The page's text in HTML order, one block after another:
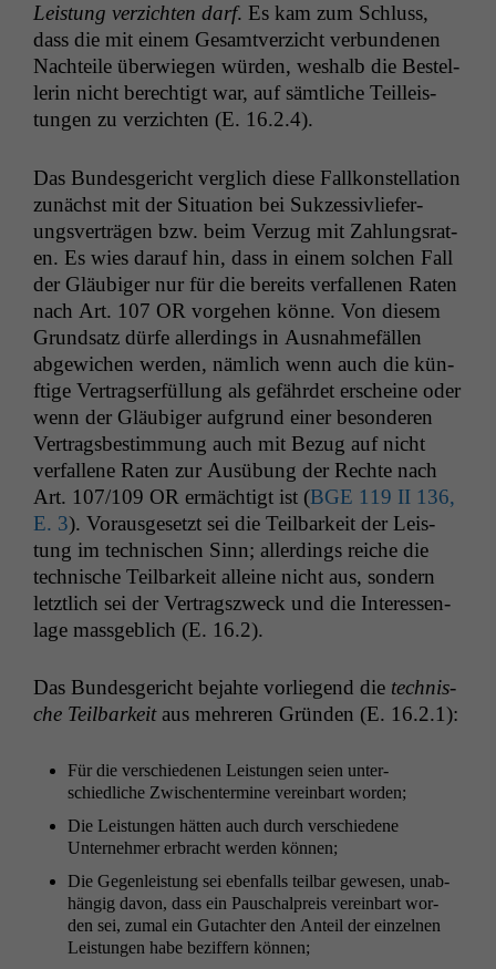
Leis­tung verzicht­en darf. Es kam zum Schluss,
dass die mit einem Gesamtverzicht ver­bun­de­nen
Nachteile über­wiegen wür­den, weshalb die Bestel­
lerin nicht berechtigt war, auf sämtliche Teilleis­
tun­gen zu verzicht­en (E. 16.2.4).
Das Bun­des­gericht ver­glich diese Fal­lkon­stel­la­tion
zunächst mit der Sit­u­a­tion bei Sukzes­sivliefer­
ungsverträ­gen bzw. beim Verzug mit Zahlungsrat­
en. Es wies darauf hin, dass in einem solchen Fall
der Gläu­biger nur für die bere­its ver­fal­l­enen Rat­en
nach Art. 107 OR vorge­hen könne. Von diesem
Grund­satz dürfe allerd­ings in Aus­nah­me­fällen
abgewichen wer­den, näm­lich wenn auch die kün­
ftige Ver­tragser­fül­lung als gefährdet erscheine oder
wenn der Gläu­biger auf­grund ein­er beson­deren
Ver­trags­bes­tim­mung auch mit Bezug auf nicht
ver­fal­l­ene Rat­en zur Ausübung der Rechte nach
Art. 107/109 OR ermächtigt ist (BGE 119 II 136,
E. 3). Voraus­ge­set­zt sei die Teil­barkeit der Leis­
tung im tech­nis­chen Sinn; allerd­ings reiche die
tech­nis­che Teil­barkeit alleine nicht aus, son­dern
let­ztlich sei der Ver­tragszweck und die Inter­essen­
lage mass­ge­blich (E. 16.2).
Das Bun­des­gericht bejahte vor­liegend die tech­nis­
che Teil­barkeitaus mehreren Grün­den (E. 16.2.1):
Für die ver­schiede­nen Leis­tun­gen seien unter­
schiedliche Zwis­chen­ter­mine vere­in­bart worden;
Die Leis­tun­gen hät­ten auch durch ver­schiedene
Unternehmer erbracht wer­den können;
Die Gegen­leis­tung sei eben­falls teil­bar gewe­sen, unab­
hängig davon, dass ein Pauschal­preis vere­in­bart wor­
den sei, zumal ein Gutachter den Anteil der einzel­nen
Leis­tun­gen habe bez­if­fern können;